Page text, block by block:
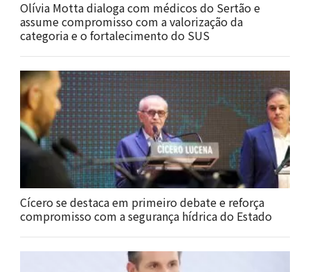
Olívia Motta dialoga com médicos do Sertão e
assume compromisso com a valorização da
categoria e o fortalecimento do SUS
Cícero se destaca em primeiro debate e reforça
compromisso com a segurança hídrica do Estado